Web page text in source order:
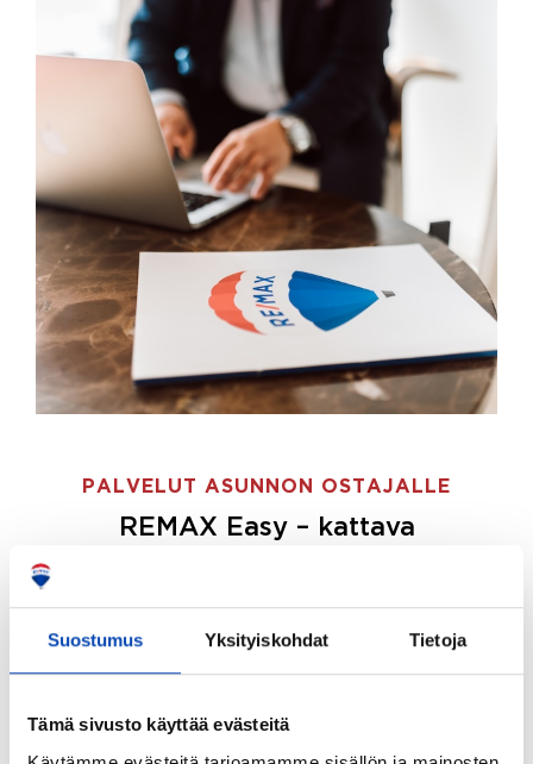
Suostumus Yksityiskohdat Tietoja
Tämä sivusto käyttää evästeitä
PALVELUT ASUNNON OSTAJALLE
REMAX Easy – kattava
ostajille.
Tee ostotoimeksianto ja etsimme juuri